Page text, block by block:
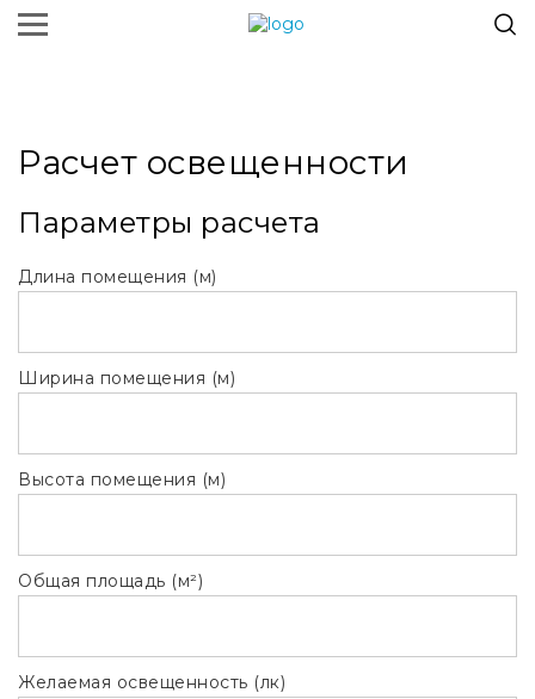
Расчет освещенности
Параметры расчета
Длина помещения (м)
Ширина помещения (м)
Высота помещения (м)
Общая площадь (м²)
Желаемая освещенность (лк)